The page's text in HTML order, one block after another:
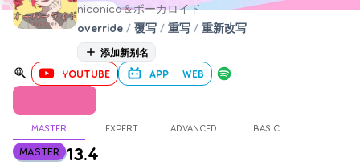
niconico＆ボーカロイド
override / 覆写 / 重写 / 重新改写
添加新别名
YOUTUBE APP WEB
MASTER EXPERT ADVANCED BASIC
MASTER 13.4